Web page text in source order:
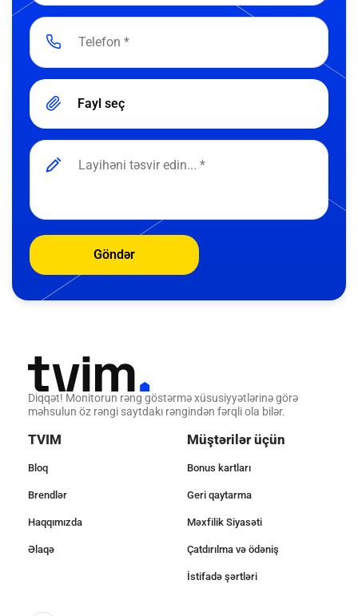
Fayl seç
Göndər
Diqqət! Monitorun rəng göstərmə xüsusiyyətlərinə görə
məhsulun öz rəngi saytdakı rəngindən fərqli ola bilər.
TVIM
Bloq
Brendlər
Haqqımızda
Əlaqə
Müştərilər üçün
Bonus kartları
Geri qaytarma
Məxfilik Siyasəti
Çatdırılma və ödəniş
İstifadə şərtləri